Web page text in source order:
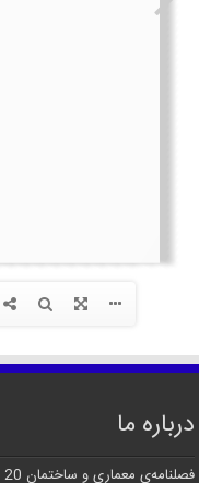
درباره ما